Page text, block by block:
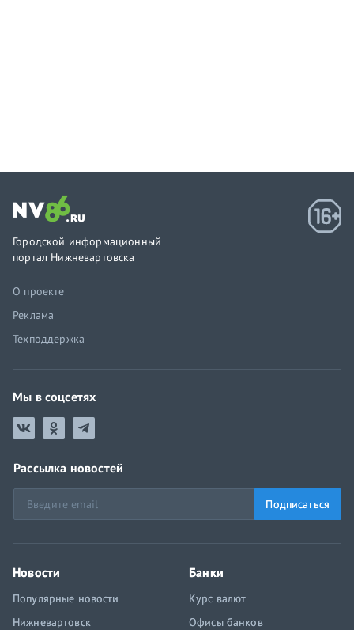
Городской информационный
портал Нижневартовска
О проекте
Реклама
Техподдержка
Мы в соцсетях
Рассылка новостей
Подписаться
Новости
Популярные новости
Нижневартовск
Банки
Курс валют
Офисы банков